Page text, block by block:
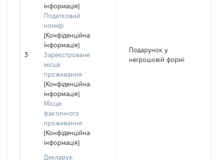
3
інформація]
Податковий
номер:
[Конфіденційна
інформація]
Зареєстроване
місце
проживання:
[Конфіденційна
інформація]
Місце
фактичного
проживання:
[Конфіденційна
інформація]
Декларує:
Подарунок у
негрошовій формі